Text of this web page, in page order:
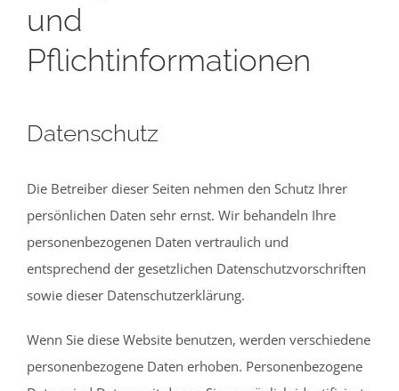
und
Pflichtinformationen
Datenschutz
Die Betreiber dieser Seiten nehmen den Schutz Ihrer
persönlichen Daten sehr ernst. Wir behandeln Ihre
personenbezogenen Daten vertraulich und
entsprechend der gesetzlichen Datenschutzvorschriften
sowie dieser Datenschutzerklärung.
Wenn Sie diese Website benutzen, werden verschiedene
personenbezogene Daten erhoben. Personenbezogene